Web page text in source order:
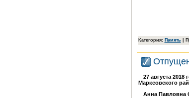
Категория: Память|
27 августа 2018
Марксовского
Анна Павловна